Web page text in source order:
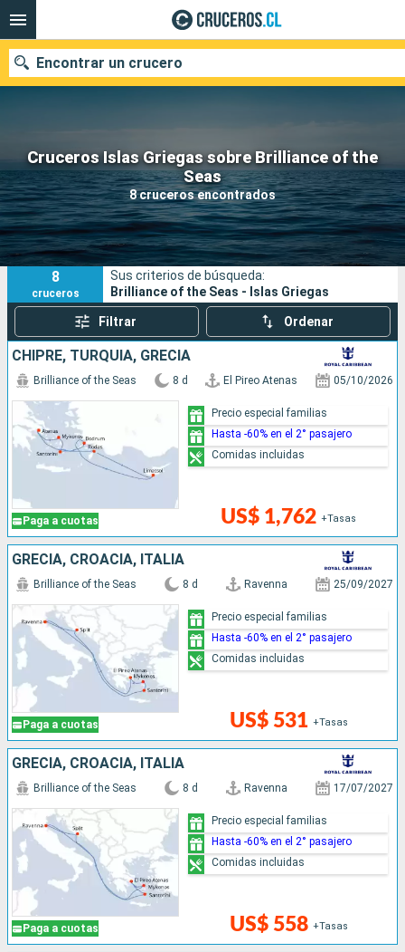
Cruceros Islas Griegas sobre Brilliance of the
Seas
8 cruceros encontrados
Encontrar un crucero
Nuestros destinos
Fecha de salida
Puertos Compañías
Buscar
8
cruceros
Sus criterios de búsqueda:
Brilliance of the Seas - Islas Griegas
Filtrar Ordenar
CHIPRE, TURQUÍA, GRECIA
Paga a cuotas
Brilliance of the Seas 8 d El Pireo Atenas 05/10/2026
US$ 1,762 +Tasas
Precio especial familias
Hasta -60% en el 2° pasajero
Comidas incluidas
GRECIA, CROACIA, ITALIA
Paga a cuotas
Brilliance of the Seas 8 d Ravenna 25/09/2027
US$ 531 +Tasas
Precio especial familias
Hasta -60% en el 2° pasajero
Comidas incluidas
GRECIA, CROACIA, ITALIA
Paga a cuotas
Brilliance of the Seas 8 d Ravenna 17/07/2027
US$ 558 +Tasas
Precio especial familias
Hasta -60% en el 2° pasajero
Comidas incluidas